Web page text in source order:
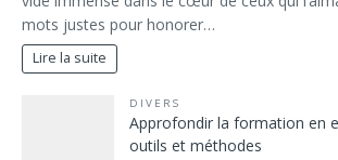
mots justes pour honorer…
Lire la suite
DIVERS
Approfondir la formation en
outils et méthodes